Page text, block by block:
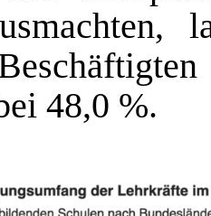
48,0 %.